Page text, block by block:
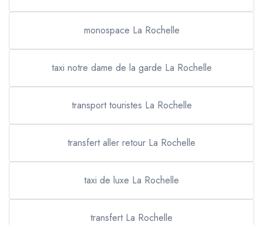
monospace La Rochelle
taxi notre dame de la garde La Rochelle
transport touristes La Rochelle
transfert aller retour La Rochelle
taxi de luxe La Rochelle
transfert La Rochelle